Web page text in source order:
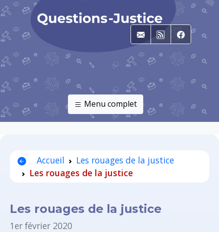
E-mailRSS
Menu complet
Accueil
Les rouages de la justice
Les rouages de la justice
Les rouages de la justice
1er février 2020